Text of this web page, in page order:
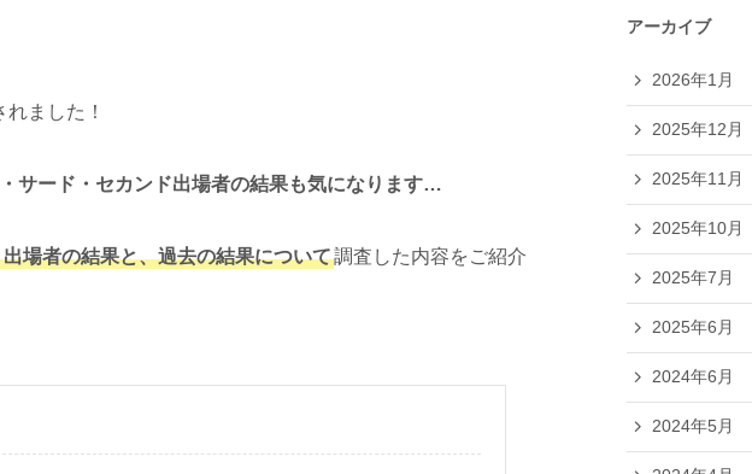
ました！
サード・セカンド出場者の結果も気になります…
場者の結果と、過去の結果について調査した内容をご紹介
アーカイブ
2026年1月
2025年12月
2025年11月
2025年10月
2025年7月
2025年6月
2024年6月
2024年5月